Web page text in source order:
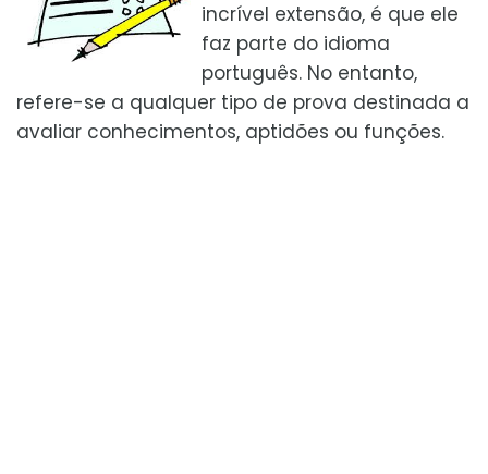
incrível extensão, é que ele
faz parte do idioma
português. No entanto,
refere-se a qualquer tipo de prova destinada a
avaliar conhecimentos, aptidões ou funções.